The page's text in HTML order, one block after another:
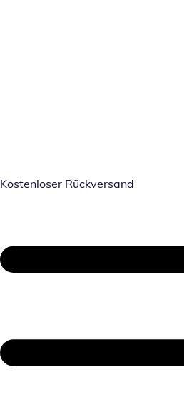
Kostenloser Rückversand